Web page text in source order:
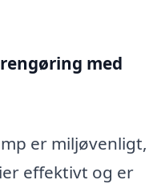
med
er miljøvenligt,
effektivt og er